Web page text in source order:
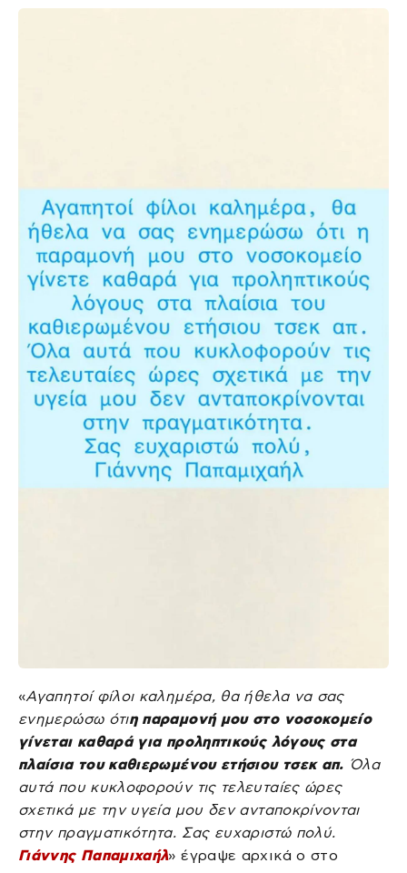
«Αγαπητοί φίλοι καλημέρα, θα ήθελα να σας
ενημερώσω ότιη παραμονή μου στο νοσοκομείο
γίνεται καθαρά για προληπτικούς λόγους στα
πλαίσια του καθιερωμένου ετήσιου τσεκ απ. Όλα
αυτά που κυκλοφορούν τις τελευταίες ώρες
σχετικά με την υγεία μου δεν ανταποκρίνονται
στην πραγματικότητα. Σας ευχαριστώ πολύ.
Γιάννης Παπαμιχαήλ» έγραψε αρχικά ο στο